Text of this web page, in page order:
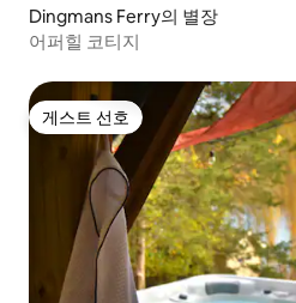
Dingmans Ferry의 별장
어퍼힐 코티지
게스트 선호
게스트 선호